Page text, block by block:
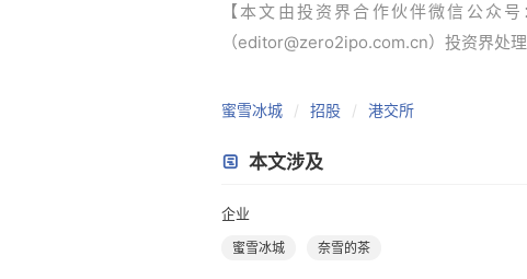
【本文由投资界合作伙伴微信公众
（editor@zero2ipo.com.cn）投资界处理
蜜雪冰城 招股 港交所
本文涉及
企业
蜜雪冰城 奈雪的茶